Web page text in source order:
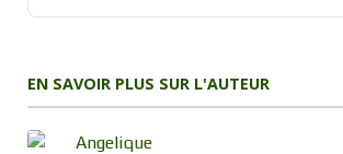
EN SAVOIR PLUS SUR L'AUTEUR
Angelique